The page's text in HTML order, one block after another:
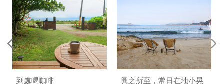
到處喝咖啡
興之所至，常日在地小晃